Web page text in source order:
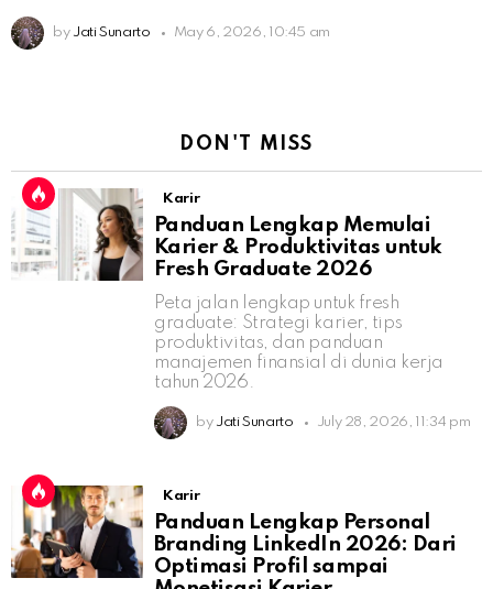
by Jati Sunarto May 6, 2026, 10:45 am
DON'T MISS
Karir
Panduan Lengkap Memulai
Karier & Produktivitas untuk
Fresh Graduate 2026
Peta jalan lengkap untuk fresh
graduate: Strategi karier, tips
produktivitas, dan panduan
manajemen finansial di dunia kerja
tahun 2026.
by Jati Sunarto July 28, 2026, 11:34 pm
Karir
Panduan Lengkap Personal
Branding LinkedIn 2026: Dari
Optimasi Profil sampai